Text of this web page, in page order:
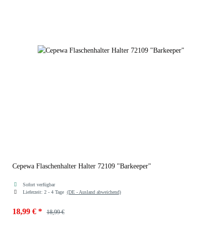
Cepewa Flaschenhalter Halter 72109 "Barkeeper"
Sofort verfügbar
Lieferzeit: 2 - 4 Tage (DE - Ausland abweichend)
18,99 € * 18,99 €